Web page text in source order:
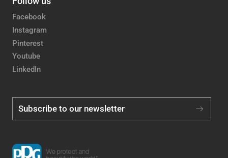
Facebook
Instagram
Pinterest
Youtube
LinkedIn
Subscribe to our newsletter